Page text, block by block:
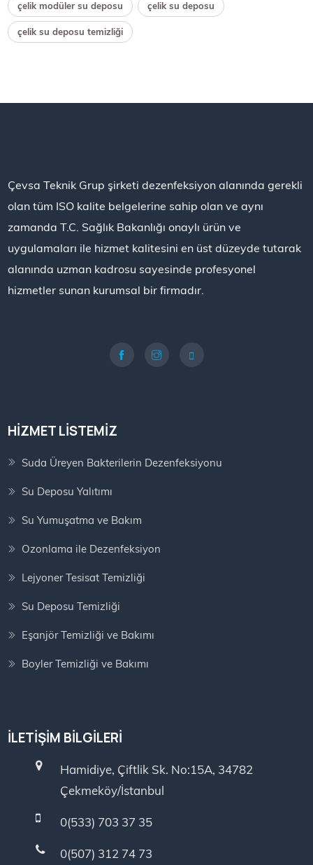
çelik modüler su deposu çelik su deposu
çelik su deposu temizliği
Çevsa Teknik Grup şirketi dezenfeksiyon alanında gerekli
olan tüm ISO kalite belgelerine sahip olan ve aynı
zamanda T.C. Sağlık Bakanlığı onaylı ürün ve
uygulamaları ile hizmet kalitesini en üst düzeyde tutarak
alanında uzman kadrosu sayesinde profesyonel
hizmetler sunan kurumsal bir firmadır.
HIZMET LISTEMIZ
Suda Üreyen Bakterilerin Dezenfeksiyonu
Su Deposu Yalıtımı
Su Yumuşatma ve Bakım
Ozonlama ile Dezenfeksiyon
Lejyoner Tesisat Temizliği
Su Deposu Temizliği
Eşanjör Temizliği ve Bakımı
Boyler Temizliği ve Bakımı
İLETIŞIM BILGILERI
Hamidiye, Çiftlik Sk. No:15A, 34782
Çekmeköy/İstanbul
0(533) 703 37 35
0(507) 312 74 73